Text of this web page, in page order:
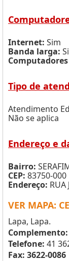
Internet: Sim
Banda larga:
Tipo de
Atendimento
Não se aplica
Endereço e
Bairro:
CEP: 83750-000
Endereço: RUA
VER MAPA:
Lapa, Lapa.
Complemento:
Telefone: 41
Fax: 3622-0086